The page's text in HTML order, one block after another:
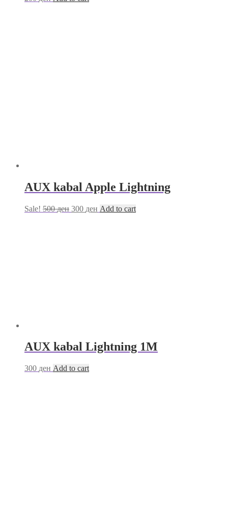
AUX kabal Apple Lightning
Sale! 500ден 300 ден Add to cart
AUX kabal Lightning 1M
300 ден Add to cart